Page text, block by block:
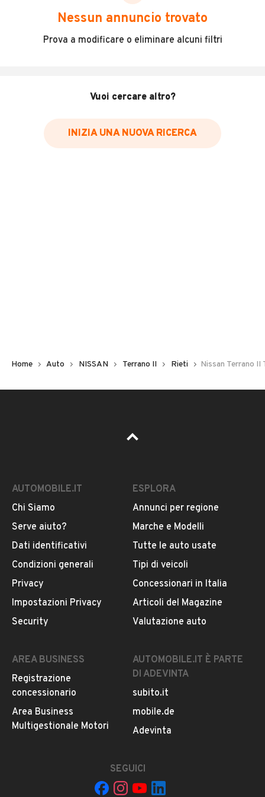
scegliere in modo trasparente e sicuro, come:
Incidenti in cui è stato coinvolto il veicolo
Data e luogo delle revisioni effettuate
Inserisci il numero di targa per verificare la disponibilità
Pubblicità
DESCRIZIONE
Affidabile fuoristrada adatto per molteplici usi! Modifica
"autocarro" 5 posti. Carrozzeria con segni di parcheggio.
N.B. Marciante, con pompa gasolio da verificare per
lunga inattività.
LEGGI TUTTO
INFORMAZIONI VEICOLO
Nessun annuncio trovato
Prova a modificare o eliminare alcuni filtri
Vuoi cercare altro?
INIZIA UNA NUOVA RICERCA
Home Auto NISSAN Terrano II Rieti Nissan Terrano
AUTOMOBILE.IT
Chi Siamo
Serve aiuto?
Dati identificativi
Condizioni generali
Privacy
Impostazioni Privacy
Security
ESPLORA
Annunci per regione
Marche e Modelli
Tutte le auto usate
Tipi di veicoli
Concessionari in Italia
Articoli del Magazine
Valutazione auto
AREA BUSINESS
Registrazione
concessionario
Area Business
Multigestionale Motori
AUTOMOBILE.IT È PARTE
DI ADEVINTA
subito.it
mobile.de
Adevinta
SEGUICI